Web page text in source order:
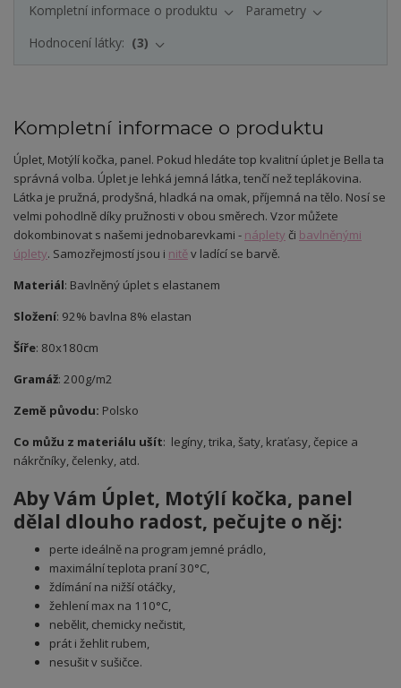
Kompletní informace o produktu
Parametry
Hodnocení látky:
3
Kompletní informace o produktu
Úplet, Motýlí kočka, panel. Pokud hledáte top kvalitní úplet je Bella ta
správná volba. Úplet je lehká jemná látka, tenčí než teplákovina.
Látka je pružná, prodyšná, hladká na omak, příjemná na tělo. Nosí se
velmi pohodlně díky pružnosti v obou směrech. Vzor můžete
dokombinovat s našemi jednobarevkami - náplety či bavlněnými
úplety. Samozřejmostí jsou i nitěv ladící se barvě.
Materiál: Bavlněný úplet s elastanem
Složení: 92% bavlna 8% elastan
Šíře: 80x180cm
Gramáž: 200g/m2
Země původu: Polsko
Co můžu z materiálu ušít: legíny, trika, šaty, kraťasy, čepice a
nákrčníky, čelenky, atd.
Aby Vám Úplet, Motýlí kočka, panel
dělal dlouho radost, pečujte o něj:
perte ideálně na program jemné prádlo,
maximální teplota praní 30°C,
ždímání na nižší otáčky,
žehlení max na 110°C,
nebělit, chemicky nečistit,
prát i žehlit rubem,
nesušit v sušičce.